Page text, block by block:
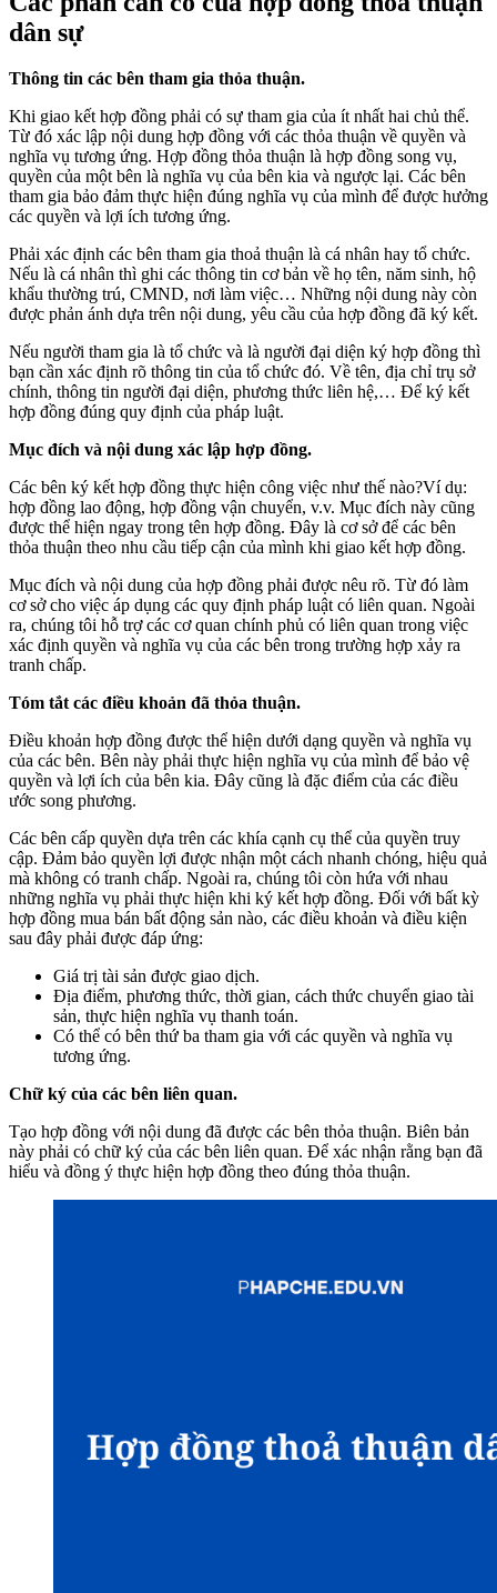
dân sự
Thông tin các bên tham gia thỏa thuận.
Khi giao kết hợp đồng phải có sự tham gia của ít nhất hai chủ thể.
Từ đó xác lập nội dung hợp đồng với các thỏa thuận về quyền và
nghĩa vụ tương ứng. Hợp đồng thỏa thuận là hợp đồng song vụ,
quyền của một bên là nghĩa vụ của bên kia và ngược lại. Các bên
tham gia bảo đảm thực hiện đúng nghĩa vụ của mình để được hưởng
các quyền và lợi ích tương ứng.
Phải xác định các bên tham gia thoả thuận là cá nhân hay tổ chức.
Nếu là cá nhân thì ghi các thông tin cơ bản về họ tên, năm sinh, hộ
khẩu thường trú, CMND, nơi làm việc… Những nội dung này còn
được phản ánh dựa trên nội dung, yêu cầu của hợp đồng đã ký kết.
Nếu người tham gia là tổ chức và là người đại diện ký hợp đồng thì
bạn cần xác định rõ thông tin của tổ chức đó. Về tên, địa chỉ trụ sở
chính, thông tin người đại diện, phương thức liên hệ,… Để ký kết
hợp đồng đúng quy định của pháp luật.
Mục đích và nội dung xác lập hợp đồng.
Các bên ký kết hợp đồng thực hiện công việc như thế nào?Ví dụ:
hợp đồng lao động, hợp đồng vận chuyển, v.v. Mục đích này cũng
được thể hiện ngay trong tên hợp đồng. Đây là cơ sở để các bên
thỏa thuận theo nhu cầu tiếp cận của mình khi giao kết hợp đồng.
Mục đích và nội dung của hợp đồng phải được nêu rõ. Từ đó làm
cơ sở cho việc áp dụng các quy định pháp luật có liên quan. Ngoài
ra, chúng tôi hỗ trợ các cơ quan chính phủ có liên quan trong việc
xác định quyền và nghĩa vụ của các bên trong trường hợp xảy ra
tranh chấp.
Tóm tắt các điều khoản đã thỏa thuận.
Điều khoản hợp đồng được thể hiện dưới dạng quyền và nghĩa vụ
của các bên. Bên này phải thực hiện nghĩa vụ của mình để bảo vệ
quyền và lợi ích của bên kia. Đây cũng là đặc điểm của các điều
ước song phương.
Các bên cấp quyền dựa trên các khía cạnh cụ thể của quyền truy
cập. Đảm bảo quyền lợi được nhận một cách nhanh chóng, hiệu quả
mà không có tranh chấp. Ngoài ra, chúng tôi còn hứa với nhau
những nghĩa vụ phải thực hiện khi ký kết hợp đồng. Đối với bất kỳ
hợp đồng mua bán bất động sản nào, các điều khoản và điều kiện
sau đây phải được đáp ứng:
Giá trị tài sản được giao dịch.
Địa điểm, phương thức, thời gian, cách thức chuyển giao tài
sản, thực hiện nghĩa vụ thanh toán.
Có thể có bên thứ ba tham gia với các quyền và nghĩa vụ
tương ứng.
Chữ ký của các bên liên quan.
Tạo hợp đồng với nội dung đã được các bên thỏa thuận. Biên bản
này phải có chữ ký của các bên liên quan. Để xác nhận rằng bạn đã
hiểu và đồng ý thực hiện hợp đồng theo đúng thỏa thuận.